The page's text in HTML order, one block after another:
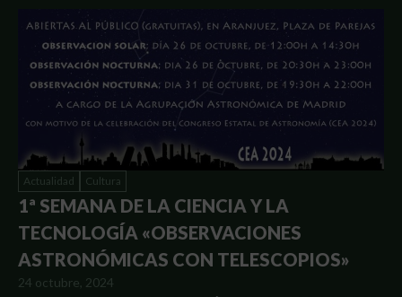
Actualidad Cultura
1ª SEMANA DE LA CIENCIA Y LA
TECNOLOGÍA «OBSERVACIONES
ASTRONÓMICAS CON TELESCOPIOS»
24 octubre, 2024